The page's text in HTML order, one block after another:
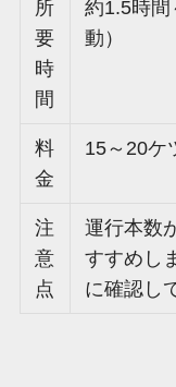
所
要
時
間
約1.5時
動）
料
金
15～20ケ
注
意
点
運行本数
すすめし
に確認し